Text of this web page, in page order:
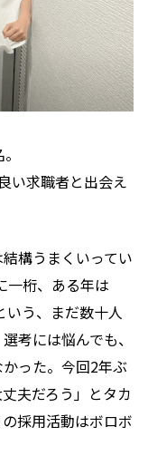
い求職者と出会え
構うまくいってい
一桁、ある年は
いう、まだ数十人
考には悩んでも、
った。今回2年ぶ
夫だろう」とタカ
採用活動はボロボ